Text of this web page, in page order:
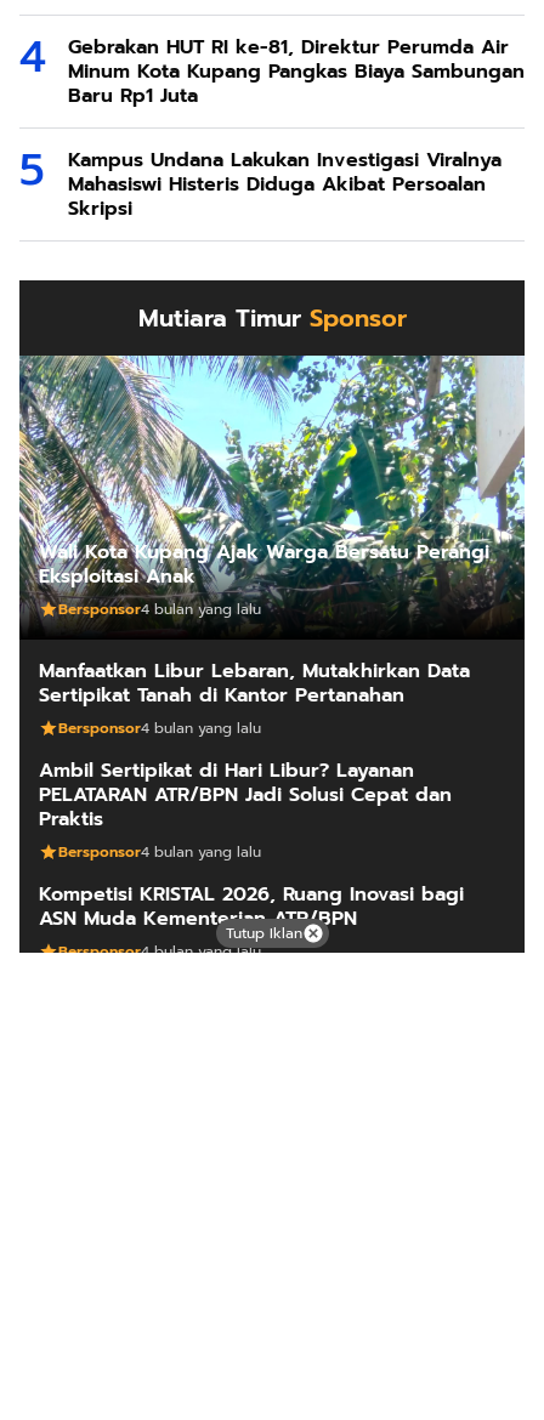
Gebrakan HUT RI ke-81, Direktur Perumda Air
Minum Kota Kupang Pangkas Biaya Sambungan
Baru Rp1 Juta
Kampus Undana Lakukan Investigasi Viralnya
Mahasiswi Histeris Diduga Akibat Persoalan
Skripsi
Mutiara Timur Sponsor
Wali Kota Kupang Ajak Warga Bersatu Perangi
Eksploitasi Anak
Bersponsor4 bulan yang lalu
Manfaatkan Libur Lebaran, Mutakhirkan Data
Sertipikat Tanah di Kantor Pertanahan
Bersponsor4 bulan yang lalu
Ambil Sertipikat di Hari Libur? Layanan
PELATARAN ATR/BPN Jadi Solusi Cepat dan
Praktis
Bersponsor4 bulan yang lalu
Kompetisi KRISTAL 2026, Ruang Inovasi bagi
ASN Muda Kementerian ATR/BPN
Bersponsor4 bulan yang lalu
Tutup Iklan